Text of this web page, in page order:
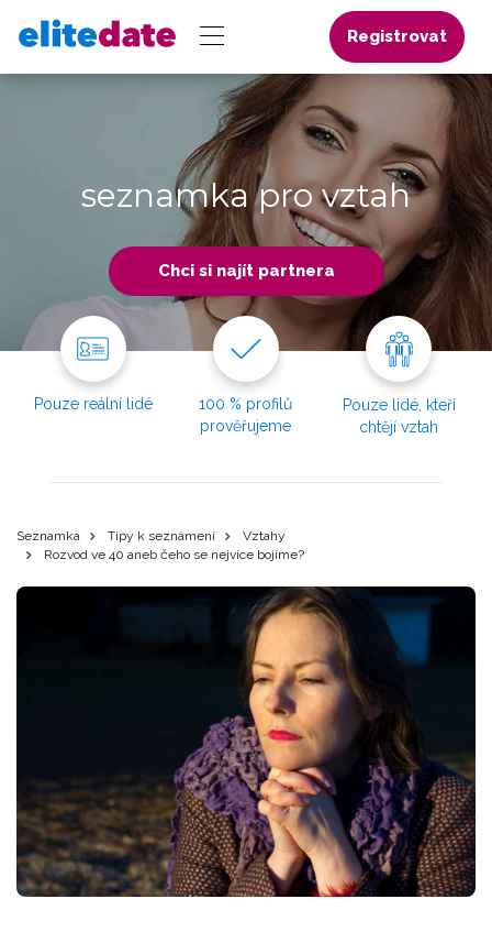
Registrovat
seznamka pro vztah
Chci si najít partnera
Pouze reální lidé
100 % profilů
prověřujeme
Pouze lidé, kteří
chtějí vztah
Seznamka Tipy k seznámení
Vztahy
Rozvod ve 40 aneb čeho se nejvíce bojíme?